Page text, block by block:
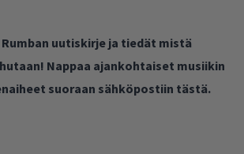
uutiskirje ja tiedät mistä
Nappaa ajankohtaiset musiikin
suoraan sähköpostiin tästä.